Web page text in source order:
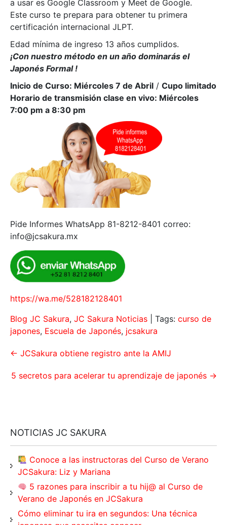
a usar es Google Classroom y Meet de Google.
Este curso te prepara para obtener tu primera
certificación internacional JLPT.
Edad mínima de ingreso 13 años cumplidos.
¡Con nuestro método en un año dominarás el
Japonés Formal !
Inicio de Curso: Miércoles 7 de Abril / Cupo limitado
Horario de transmisión clase en vivo: Miércoles
7:00 pm a 8:30 pm
Pide Informes WhatsApp 81-8212-8401 correo:
info@jcsakura.mx
https://wa.me/528182128401
Blog JC Sakura, JC Sakura Noticias | Tags: curso de
japones, Escuela de Japonés, jcsakura
← JCSakura obtiene registro ante la AMIJ
5 secretos para acelerar tu aprendizaje de japonés →
NOTICIAS JC SAKURA
Conoce a las instructoras del Curso de Verano
JCSakura: Liz y Mariana
5 razones para inscribir a tu hij@ al Curso de
Verano de Japonés en JCSakura
Cómo eliminar tu ira en segundos: Una técnica